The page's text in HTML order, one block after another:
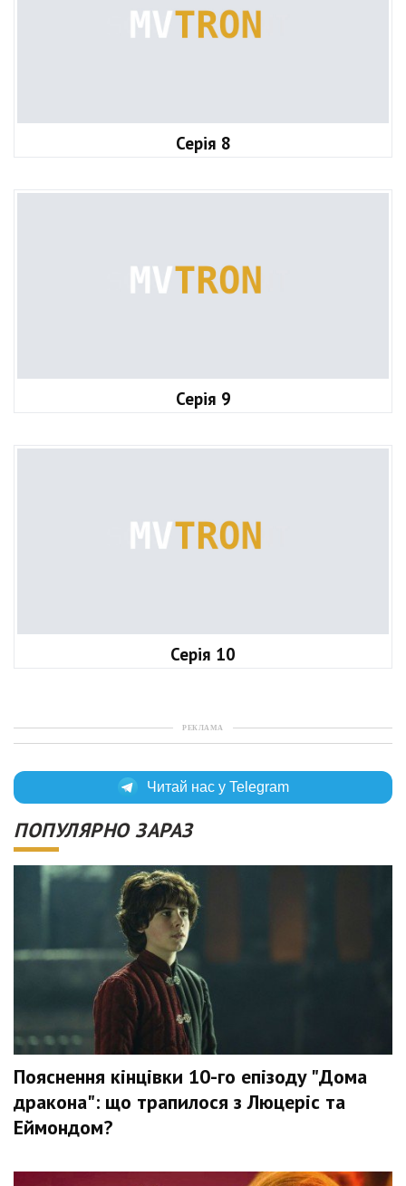
Серія 8
Серія 9
Серія 10
РЕКЛАМА
Читай нас у Telegram
ПОПУЛЯРНО ЗАРАЗ
Пояснення кінцівки 10-го епізоду "Дома
дракона": що трапилося з Люцеріс та
Еймондом?